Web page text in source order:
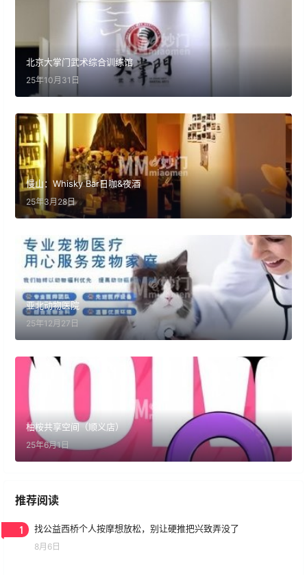
北京大掌门武术综合训练馆
25年10月31日
慢山：Whisky Bar日咖&夜酒
25年3月28日
亚北动物医院
25年12月27日
柚桉共享空间（顺义店）
25年6月1日
推荐阅读
1 找公益西桥个人按摩想放松，别让硬推把兴致弄没了
8月6日